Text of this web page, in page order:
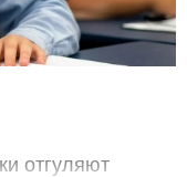
отгуляют